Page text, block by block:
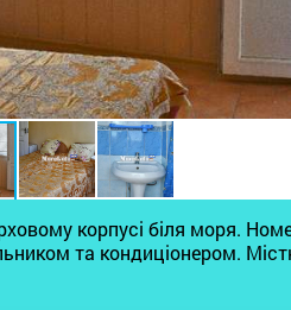
корпусі біля моря.
та кондиціонером.